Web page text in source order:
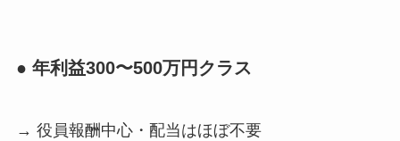
● 年利益300〜500万円クラス
→ 役員報酬中心・配当はほぼ不要